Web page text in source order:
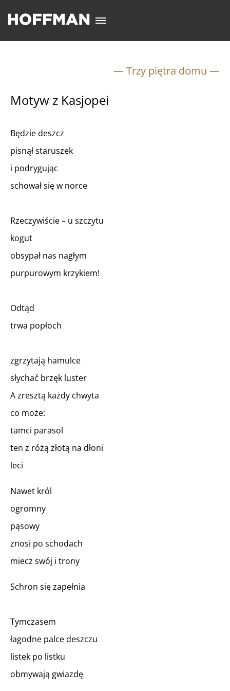
— Trzy piętra domu —
Motyw z Kasjopei
Będzie deszcz
pisnął staruszek
i podrygując
schował się w norce
Rzeczywiście – u szczytu
kogut
obsypał nas nagłym
purpurowym krzykiem!
Odtąd
trwa popłoch
zgrzytają hamulce
słychać brzęk luster
A zresztą każdy chwyta
co może:
tamci parasol
ten z różą złotą na dłoni
leci
Nawet król
ogromny
pąsowy
znosi po schodach
miecz swój i trony
Schron się zapełnia
Tymczasem
łagodne palce deszczu
listek po listku
obmywają gwiazdę